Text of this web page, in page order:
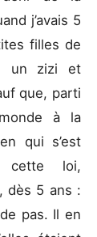
j’avais 5
filles de
un zizi et
que, parti
à la
qui s’est
cette loi,
dès 5 ans :
pas. Il en